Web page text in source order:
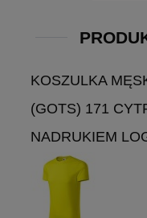
KOSZULKA
(GOTS) 171
NADRUKIEM